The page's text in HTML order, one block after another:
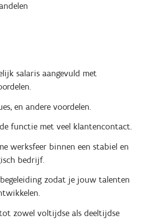
salaris aangevuld met
en andere voordelen.
functie met veel klantencontact.
werksfeer binnen een stabiel en
bedrijf.
zodat je jouw talenten
zowel voltijdse als deeltijdse